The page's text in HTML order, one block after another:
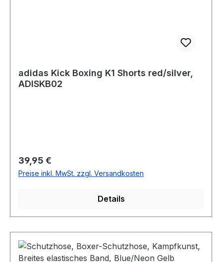
adidas Kick Boxing K1 Shorts red/silver,
ADISKB02
Regulärer Preis:
39,95 €
Preise inkl. MwSt. zzgl. Versandkosten
Details